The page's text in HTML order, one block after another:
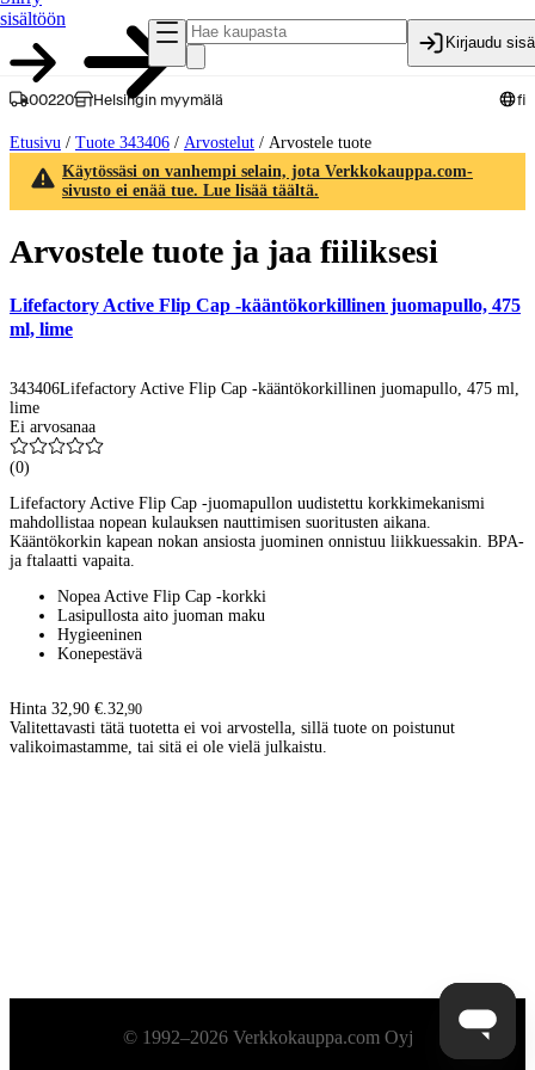
sisältöön
Kirjaudu
00220 Helsingin myymälä fi
Etusivu / Tuote 343406 / Arvostelut / Arvostele tuote
Käytössäsi on vanhempi selain, jota Verkkokauppa.com-
sivusto ei enää tue. Lue lisää täältä.
Arvostele tuote ja jaa fiiliksesi
Lifefactory Active Flip Cap -kääntökorkillinen juomapullo, 475
ml, lime
343406Lifefactory Active Flip Cap -kääntökorkillinen juomapullo, 475 ml,
lime
Ei arvosanaa
(0)
Lifefactory Active Flip Cap -juomapullon uudistettu korkkimekanismi
mahdollistaa nopean kulauksen nauttimisen suoritusten aikana.
Kääntökorkin kapean nokan ansiosta juominen onnistuu liikkuessakin. BPA-
ja ftalaatti vapaita.
Nopea Active Flip Cap -korkki
Lasipullosta aito juoman maku
Hygieeninen
Konepestävä
Hinta 32,90 €. 32,90
Valitettavasti tätä tuotetta ei voi arvostella, sillä tuote on poistunut
valikoimastamme, tai sitä ei ole vielä julkaistu.
Alatunniste© 1992–2026 Verkkokauppa.com Oyj